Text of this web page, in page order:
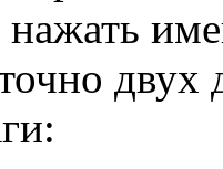
двух